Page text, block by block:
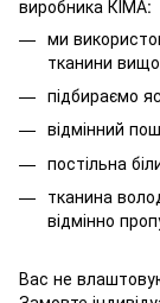
виробника КІМА:
ми
тканини
підбираємо
відмінний
постільна
тканина
відмінно
Вас не